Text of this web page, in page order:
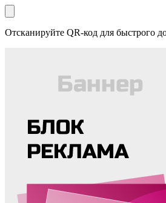
Отсканируйте QR-код для быстрого